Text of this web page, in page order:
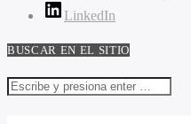
LinkedIn
BUSCAR EN EL SITIO